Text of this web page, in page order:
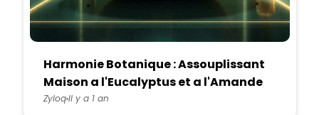
Harmonie Botanique : Assouplissant
Maison a l'Eucalyptus et a l'Amande
Douce
ZyloqIl y a 1 an